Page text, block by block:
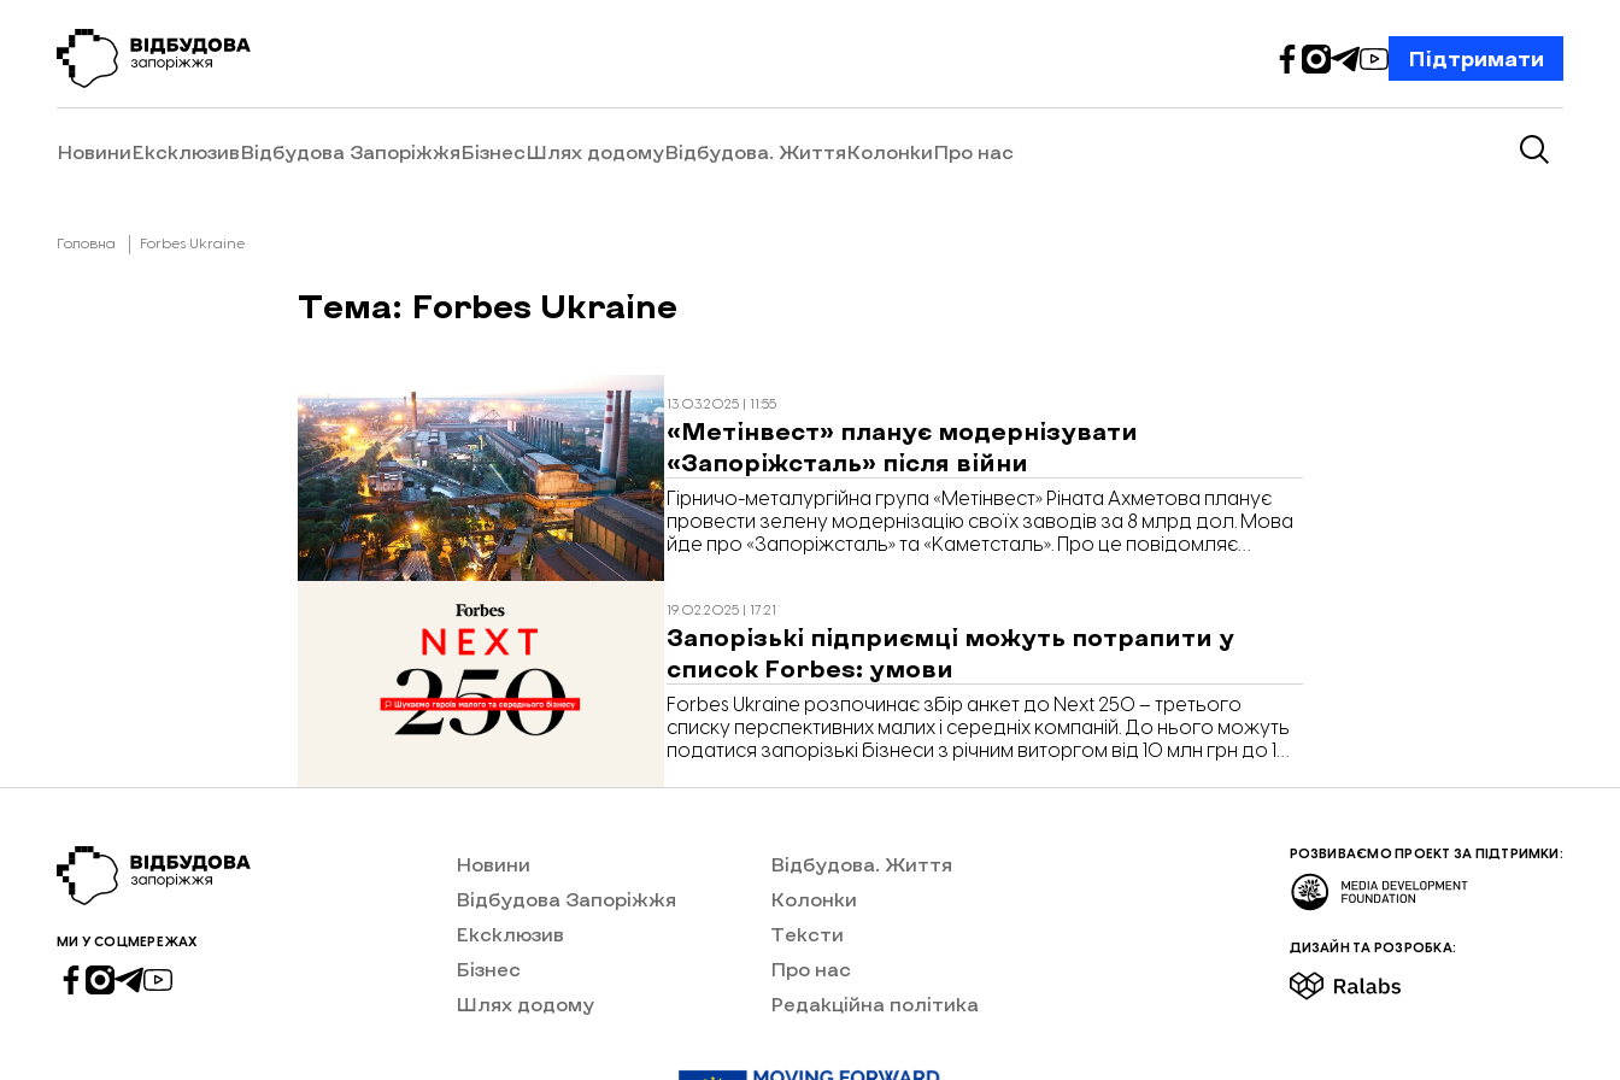
Підтримати
НовиниЕксклюзивВідбудова ЗапоріжжяБізнесШлях додомуВідбудова. ЖиттяКолонкиПро нас
Головна Forbes Ukraine
Тема: Forbes Ukraine
13.03.2025 | 11:55
«Метінвест» планує модернізувати
«Запоріжсталь» після війни
Гірничо-металургійна група «Метінвест» Ріната Ахметова планує
провести зелену модернізацію своїх заводів за 8 млрд дол. Мова
йде про «Запоріжсталь» та «Каметсталь». Про це повідомляє
19.02.2025 | 17:21
Запорізькі підприємці можуть потрапити у
список Forbes: умови
Forbes Ukraine розпочинає збір анкет до Next 250 – третього
списку перспективних малих і середніх компаній. До нього можуть
податися запорізькі бізнеси з річним виторгом від 10 млн грн до 1
МИ У СОЦМЕРЕЖАХ
Новини
Відбудова Запоріжжя
Ексклюзив
Бізнес
Шлях додому
Відбудова. Життя
Колонки
Тексти
Про нас
Редакційна політика
РОЗВИВАЄМО ПРОЕКТ ЗА ПІДТРИМКИ:
ДИЗАЙН ТА РОЗРОБКА: